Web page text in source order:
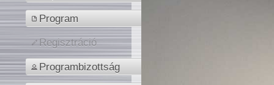
Program
Regisztráció
Programbizottság